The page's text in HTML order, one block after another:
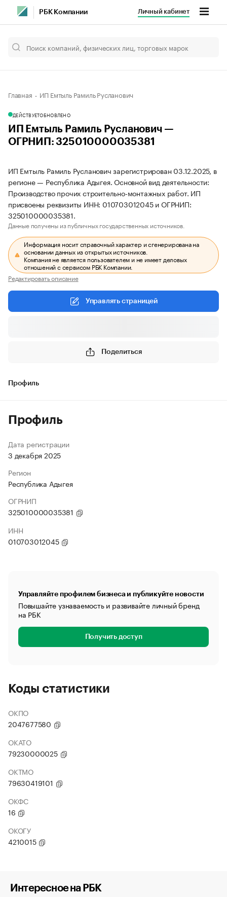
РБК Компании Личный кабинет
Главная ИП Емтыль Рамиль Русланович
ДЕЙСТВУЕТОБНОВЛЕНО
ИП Емтыль Рамиль Русланович —
ОГРНИП: 325010000035381
ИП Емтыль Рамиль Русланович зарегистрирован 03.12.2025, в
регионе — Республика Адыгея. Основной вид деятельности:
Производство прочих строительно-монтажных работ. ИП
присвоены реквизиты ИНН: 010703012045 и ОГРНИП:
325010000035381.
Данные получены из публичных государственных источников.
Информация носит справочный характер и сгенерирована на
основании данных из открытых источников.
Компания не является пользователем и не имеет деловых
отношений с сервисом РБК Компании.
Редактировать описание
Управлять страницей
Поделиться
Профиль
Профиль
Дата регистрации
3 декабря 2025
Регион
Республика Адыгея
ОГРНИП
325010000035381
ИНН
010703012045
Управляйте профилем бизнеса и публикуйте новости
Повышайте узнаваемость и развивайте личный бренд
на РБК
Получить доступ
Коды статистики
ОКПО
2047677580
ОКАТО
79230000025
ОКТМО
79630419101
ОКФС
16
ОКОГУ
4210015
Интересное на РБК